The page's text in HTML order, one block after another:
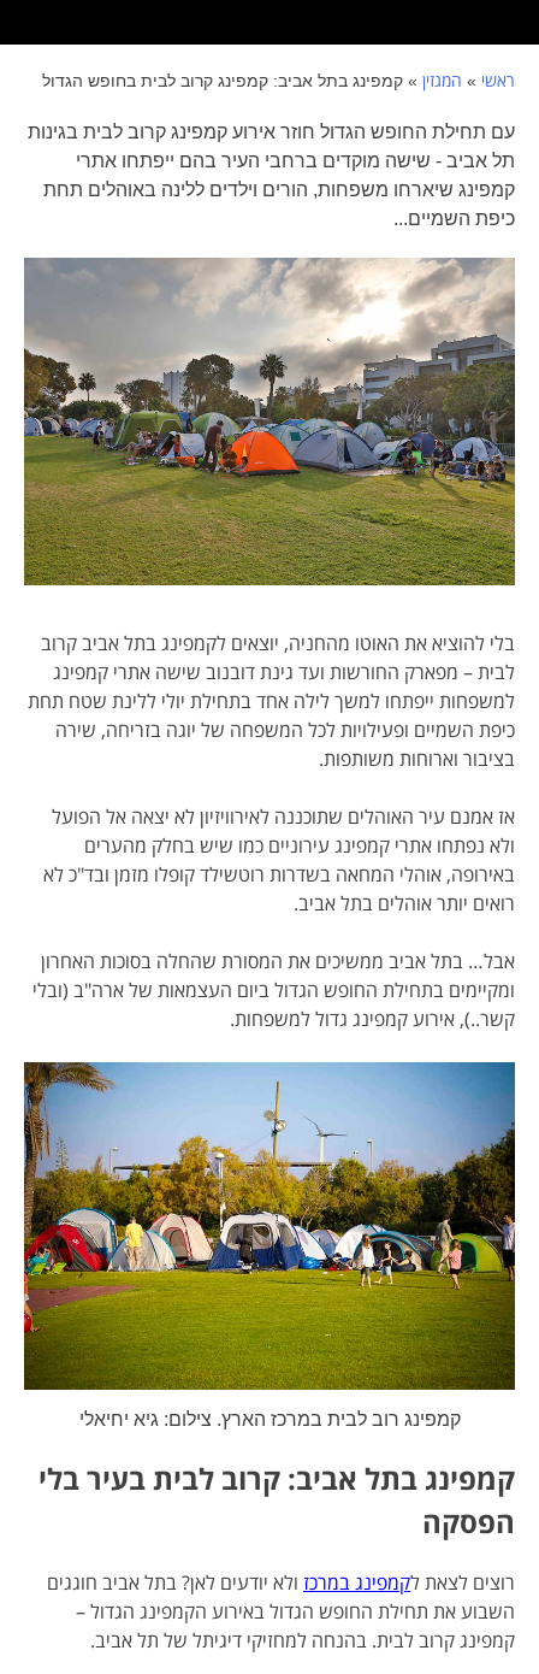
ראשי » המגזין » קמפינג בתל אביב: קמפינג קרוב לבית בחופש הגדול
עם תחילת החופש הגדול חוזר אירוע קמפינג קרוב לבית בגינות
תל אביב - שישה מוקדים ברחבי העיר בהם ייפתחו אתרי
קמפינג שיארחו משפחות, הורים וילדים ללינה באוהלים תחת
כיפת השמיים...
בלי להוציא את האוטו מהחניה, יוצאים לקמפינג בתל אביב קרוב
לבית – מפארק החורשות ועד גינת דובנוב שישה אתרי קמפינג
למשפחות ייפתחו למשך לילה אחד בתחילת יולי ללינת שטח תחת
כיפת השמיים ופעילויות לכל המשפחה של יוגה בזריחה, שירה
בציבור וארוחות משותפות.
אז אמנם עיר האוהלים שתוכננה לאירוויזיון לא יצאה אל הפועל
ולא נפתחו אתרי קמפינג עירוניים כמו שיש בחלק מהערים
באירופה, אוהלי המחאה בשדרות רוטשילד קופלו מזמן ובד"כ לא
רואים יותר אוהלים בתל אביב.
אבל… בתל אביב ממשיכים את המסורת שהחלה בסוכות האחרון
ומקיימים בתחילת החופש הגדול ביום העצמאות של ארה"ב (ובלי
קשר..), אירוע קמפינג גדול למשפחות.
קמפינג רוב לבית במרכז הארץ. צילום: גיא יחיאלי
קמפינג בתל אביב: קרוב לבית בעיר בלי
הפסקה
רוצים לצאת לקמפינג במרכז ולא יודעים לאן? בתל אביב חוגגים
השבוע את תחילת החופש הגדול באירוע הקמפינג הגדול –
קמפינג קרוב לבית. בהנחה למחזיקי דיגיתל של תל אביב.